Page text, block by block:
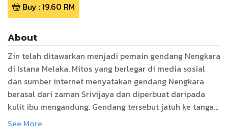
Buy :19.60 RM
About
Zin telah ditawarkan menjadi pemain gendang Nengkara
di Istana Melaka. Mitos yang berlegar di media sosial
dan sumber internet menyatakan gendang Nengkara
berasal dari zaman Srivijaya dan diperbuat daripada
kulit ibu mengandung. Gendang tersebut jatuh ke tangan
Majapahit lalu dijadikan alat kebesaran dan kebanggaan
See More